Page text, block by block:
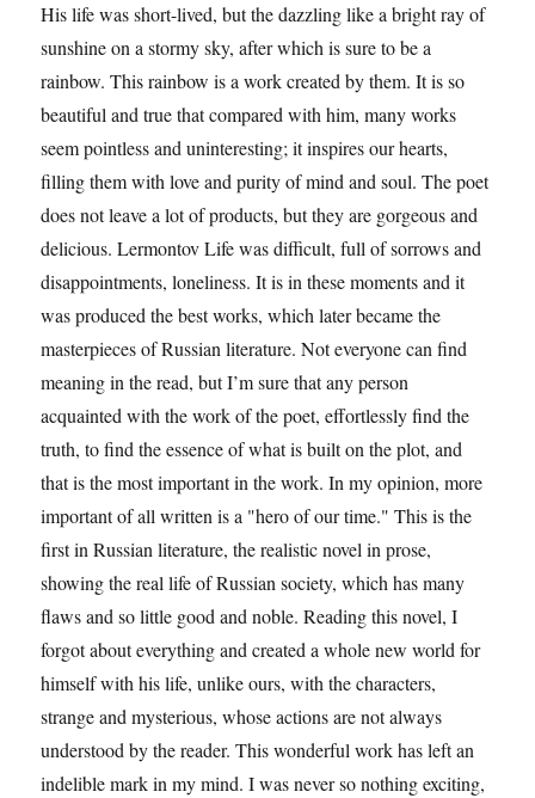
His life was short-lived, but the dazzling like a bright ray of
sunshine on a stormy sky, after which is sure to be a
rainbow. This rainbow is a work created by them. It is so
beautiful and true that compared with him, many works
seem pointless and uninteresting; it inspires our hearts,
filling them with love and purity of mind and soul. The poet
does not leave a lot of products, but they are gorgeous and
delicious. Lermontov Life was difficult, full of sorrows and
disappointments, loneliness. It is in these moments and it
was produced the best works, which later became the
masterpieces of Russian literature. Not everyone can find
meaning in the read, but I’m sure that any person
acquainted with the work of the poet, effortlessly find the
truth, to find the essence of what is built on the plot, and
that is the most important in the work. In my opinion, more
important of all written is a "hero of our time." This is the
first in Russian literature, the realistic novel in prose,
showing the real life of Russian society, which has many
flaws and so little good and noble. Reading this novel, I
forgot about everything and created a whole new world for
himself with his life, unlike ours, with the characters,
strange and mysterious, whose actions are not always
understood by the reader. This wonderful work has left an
indelible mark in my mind. I was never so nothing exciting,